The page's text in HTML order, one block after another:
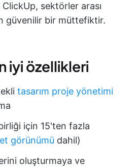
sektörler arası
güvenilir bir müttefiktir.
iyi özellikleri
tasarım proje yönetimi
için 15'ten fazla
görünümü dahil)
oluşturmaya ve